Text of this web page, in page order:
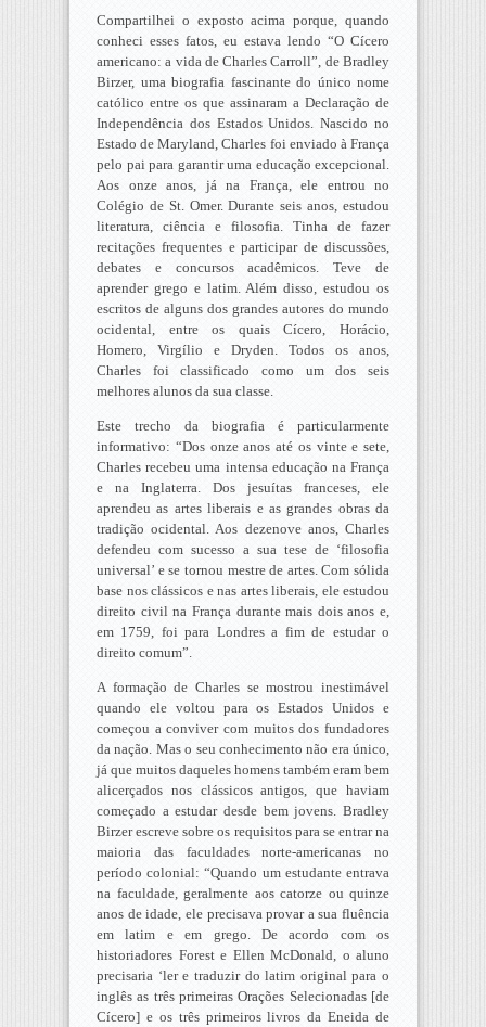
Compartilhei o exposto acima porque, quando
conheci esses fatos, eu estava lendo “O Cícero
americano: a vida de Charles Carroll”, de Bradley
Birzer, uma biografia fascinante do único nome
católico entre os que assinaram a Declaração de
Independência dos Estados Unidos. Nascido no
Estado de Maryland, Charles foi enviado à França
pelo pai para garantir uma educação excepcional.
Aos onze anos, já na França, ele entrou no
Colégio de St. Omer. Durante seis anos, estudou
literatura, ciência e filosofia. Tinha de fazer
recitações frequentes e participar de discussões,
debates e concursos acadêmicos. Teve de
aprender grego e latim. Além disso, estudou os
escritos de alguns dos grandes autores do mundo
ocidental, entre os quais Cícero, Horácio,
Homero, Virgílio e Dryden. Todos os anos,
Charles foi classificado como um dos seis
melhores alunos da sua classe.
Este trecho da biografia é particularmente
informativo: “Dos onze anos até os vinte e sete,
Charles recebeu uma intensa educação na França
e na Inglaterra. Dos jesuítas franceses, ele
aprendeu as artes liberais e as grandes obras da
tradição ocidental. Aos dezenove anos, Charles
defendeu com sucesso a sua tese de ‘filosofia
universal’ e se tornou mestre de artes. Com sólida
base nos clássicos e nas artes liberais, ele estudou
direito civil na França durante mais dois anos e,
em 1759, foi para Londres a fim de estudar o
direito comum”.
A formação de Charles se mostrou inestimável
quando ele voltou para os Estados Unidos e
começou a conviver com muitos dos fundadores
da nação. Mas o seu conhecimento não era único,
já que muitos daqueles homens também eram bem
alicerçados nos clássicos antigos, que haviam
começado a estudar desde bem jovens. Bradley
Birzer escreve sobre os requisitos para se entrar na
maioria das faculdades norte-americanas no
período colonial: “Quando um estudante entrava
na faculdade, geralmente aos catorze ou quinze
anos de idade, ele precisava provar a sua fluência
em latim e em grego. De acordo com os
historiadores Forest e Ellen McDonald, o aluno
precisaria ‘ler e traduzir do latim original para o
inglês as três primeiras Orações Selecionadas [de
Cícero] e os três primeiros livros da Eneida de